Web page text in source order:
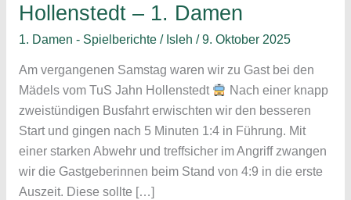
Hollenstedt – 1. Damen
1. Damen - Spielberichte/ Isleh /9. Oktober 2025
Am vergangenen Samstag waren wir zu Gast bei den
Mädels vom TuS Jahn Hollenstedt
Nach einer knapp
zweistündigen Busfahrt erwischten wir den besseren
Start und gingen nach 5 Minuten 1:4 in Führung. Mit
einer starken Abwehr und treffsicher im Angriff zwangen
wir die Gastgeberinnen beim Stand von 4:9 in die erste
Auszeit. Diese sollte […]